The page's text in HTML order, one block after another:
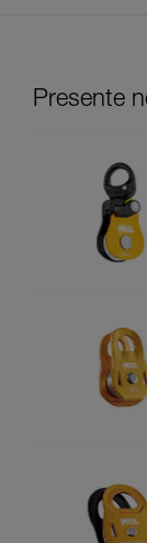
Presente